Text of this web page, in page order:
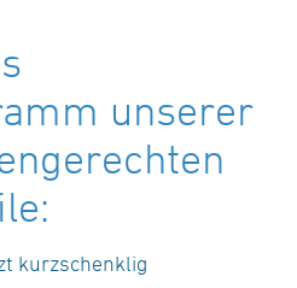
unserer
kurzschenklig